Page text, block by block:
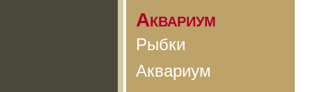
Аквариум
Рыбки
Аквариум